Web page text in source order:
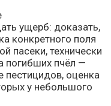
ущерб: доказать,
конкретного поля
пасеки, технически
погибших пчёл —
пестицидов, оценка
у небольшого